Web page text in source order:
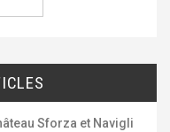
Sforza et Navigli